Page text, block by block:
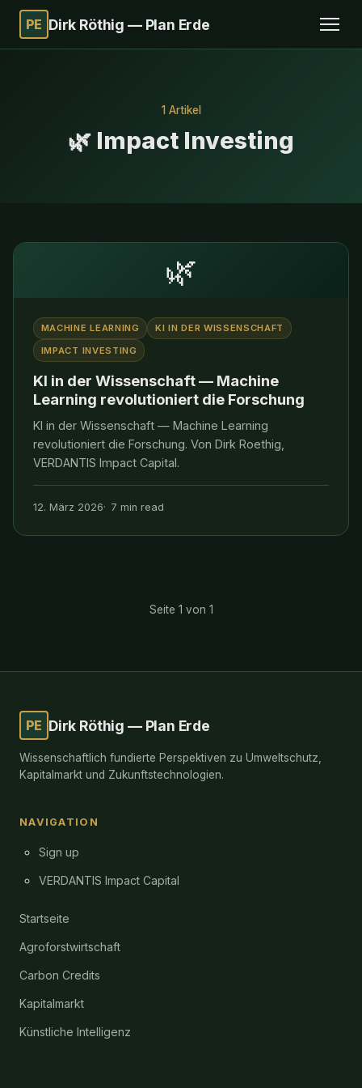
PE Dirk Röthig — Plan Erde
1 Artikel
🌿 Impact Investing
🌿
MACHINE LEARNING
KI IN DER WISSENSCHAFT
IMPACT INVESTING
KI in der Wissenschaft — Machine
Learning revolutioniert die Forschung
KI in der Wissenschaft — Machine Learning
revolutioniert die Forschung. Von Dirk Roethig,
VERDANTIS Impact Capital.
12. März 2026 7 min read
Seite 1 von 1
PE Dirk Röthig — Plan Erde
Wissenschaftlich fundierte Perspektiven zu Umweltschutz,
Kapitalmarkt und Zukunftstechnologien.
NAVIGATION
Sign up
VERDANTIS Impact Capital
Startseite
Agroforstwirtschaft
Carbon Credits
Kapitalmarkt
Künstliche Intelligenz